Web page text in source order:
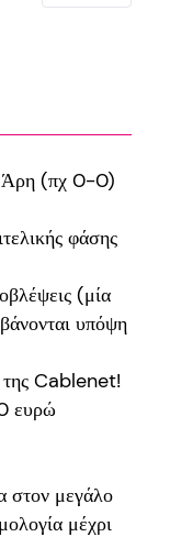
Άρη (πχ 0-0)
φάσης
(μία
υπόψη
της Cablenet!
ευρώ
στον μεγάλο
μέχρι